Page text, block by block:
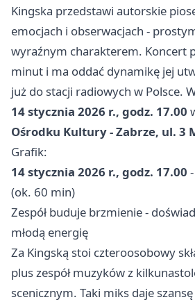
Kingska przedstawi autorskie
emocjach i obserwacjach -
wyraźnym charakterem. Koncert
minut i ma oddać dynamikę jej
już do stacji radiowych w Polsce.
14 stycznia 2026 r., godz. 17.00
Ośrodku Kultury - Zabrze, ul. 3
Grafik:
14 stycznia 2026 r., godz. 17.00
(ok. 60 min)
Zespół buduje brzmienie -
młodą energię
Za Kingską stoi czteroosobowy
plus zespół muzyków z
scenicznym. Taki miks daje